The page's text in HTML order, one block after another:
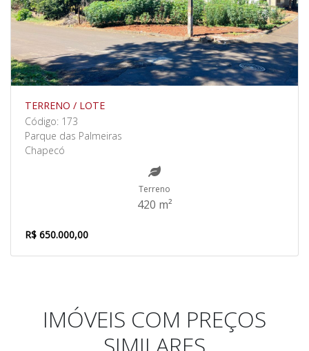
TERRENO / LOTE
Código: 173
Parque das Palmeiras
Chapecó
Terreno
420 m²
R$ 650.000,00
IMÓVEIS COM PREÇOS